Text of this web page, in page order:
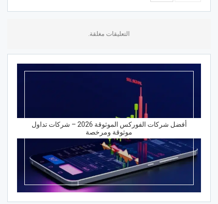
التعليقات مغلقة.
أفضل شركات الفوركس الموثوقة 2026 – شركات تداول
موثوقة ومرخصة